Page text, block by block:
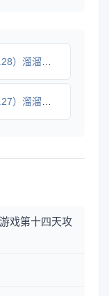
&无暇萤石
&无暇萤石
戏第十四天攻